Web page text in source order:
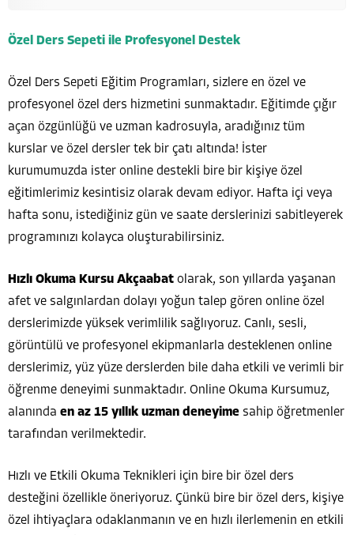
Özel Ders Sepeti ile Profesyonel Destek
Özel Ders Sepeti Eğitim Programları, sizlere en özel ve
profesyonel özel ders hizmetini sunmaktadır. Eğitimde çığır
açan özgünlüğü ve uzman kadrosuyla, aradığınız tüm
kurslar ve özel dersler tek bir çatı altında! İster
kurumumuzda ister online destekli bire bir kişiye özel
eğitimlerimiz kesintisiz olarak devam ediyor. Hafta içi veya
hafta sonu, istediğiniz gün ve saate derslerinizi sabitleyerek
programınızı kolayca oluşturabilirsiniz.
Hızlı Okuma Kursu Akçaabat olarak, son yıllarda yaşanan
afet ve salgınlardan dolayı yoğun talep gören online özel
derslerimizde yüksek verimlilik sağlıyoruz. Canlı, sesli,
görüntülü ve profesyonel ekipmanlarla desteklenen online
derslerimiz, yüz yüze derslerden bile daha etkili ve verimli bir
öğrenme deneyimi sunmaktadır. Online Okuma Kursumuz,
alanında en az 15 yıllık uzman deneyime sahip öğretmenler
tarafından verilmektedir.
Hızlı ve Etkili Okuma Teknikleri için bire bir özel ders
desteğini özellikle öneriyoruz. Çünkü bire bir özel ders, kişiye
özel ihtiyaçlara odaklanmanın ve en hızlı ilerlemenin en etkili